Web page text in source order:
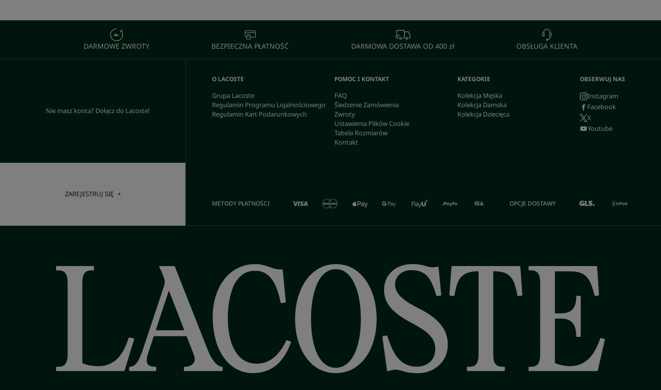
DARMOWE ZWROTY BEZPIECZNA PŁATNOŚĆ DARMOWA DOSTAWA OD 400 zł OBSŁUGA KLIENTA
Nie masz konta? Dołącz do Lacoste!
ZAREJESTRUJ SIĘ
O LACOSTE
Grupa Lacoste
Regulamin Programu Lojalnościowego
Regulamin Kart Podarunkowych
POMOC I KONTAKT
FAQ
Śledzenie Zamówienia
Zwroty
Ustawienia Plików Cookie
Tabela Rozmiarów
Kontakt
KATEGORIE
Kolekcja Męska
Kolekcja Damska
Kolekcja Dziecięca
OBSERWUJ NAS
Instagram
Facebook
X
Youtube
METODY PŁATNOŚCI OPCJE DOSTAWY